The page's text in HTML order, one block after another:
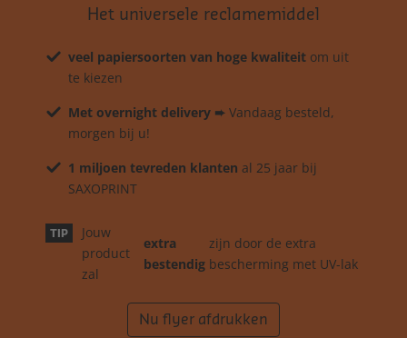
Het universele reclamemiddel
veel papiersoorten van hoge kwaliteit om uit
te kiezen
Met overnight delivery ➨ Vandaag besteld,
morgen bij u!
1 miljoen tevreden klanten al 25 jaar bij
SAXOPRINT
TIP
Jouw
product
zal
extra
bestendig
zijn door de extra
bescherming met UV-lak
Nu flyer afdrukken